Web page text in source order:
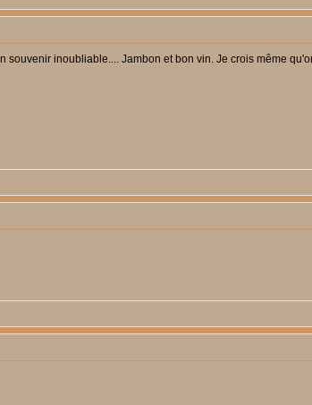
inoubliable.... Jambon et bon vin. Je crois même